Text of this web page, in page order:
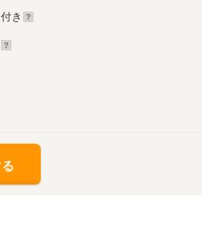
き